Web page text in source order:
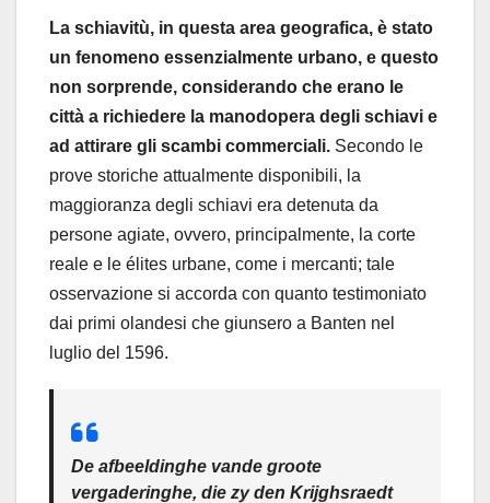
La schiavitù, in questa area geografica, è stato
un fenomeno essenzialmente urbano, e questo
non sorprende, considerando che erano le
città a richiedere la manodopera degli schiavi e
ad attirare gli scambi commerciali. Secondo le
prove storiche attualmente disponibili, la
maggioranza degli schiavi era detenuta da
persone agiate, ovvero, principalmente, la corte
reale e le élites urbane, come i mercanti; tale
osservazione si accorda con quanto testimoniato
dai primi olandesi che giunsero a Banten nel
luglio del 1596.
De afbeeldinghe vande groote
vergaderinghe, die zy den Krijghsraedt